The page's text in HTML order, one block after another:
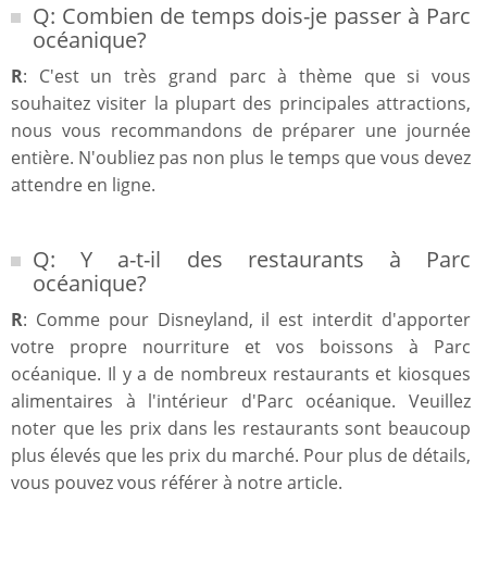
Q: Combien de temps dois-je passer à Parc
océanique?
R: C'est un très grand parc à thème que si vous
souhaitez visiter la plupart des principales attractions,
nous vous recommandons de préparer une journée
entière. N'oubliez pas non plus le temps que vous devez
attendre en ligne.
Q: Y a-t-il des restaurants à Parc
océanique?
R: Comme pour Disneyland, il est interdit d'apporter
votre propre nourriture et vos boissons à Parc
océanique. Il y a de nombreux restaurants et kiosques
alimentaires à l'intérieur d'Parc océanique. Veuillez
noter que les prix dans les restaurants sont beaucoup
plus élevés que les prix du marché. Pour plus de détails,
vous pouvez vous référer à notre article.